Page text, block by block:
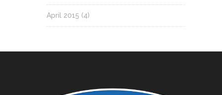
April 2015 (4)